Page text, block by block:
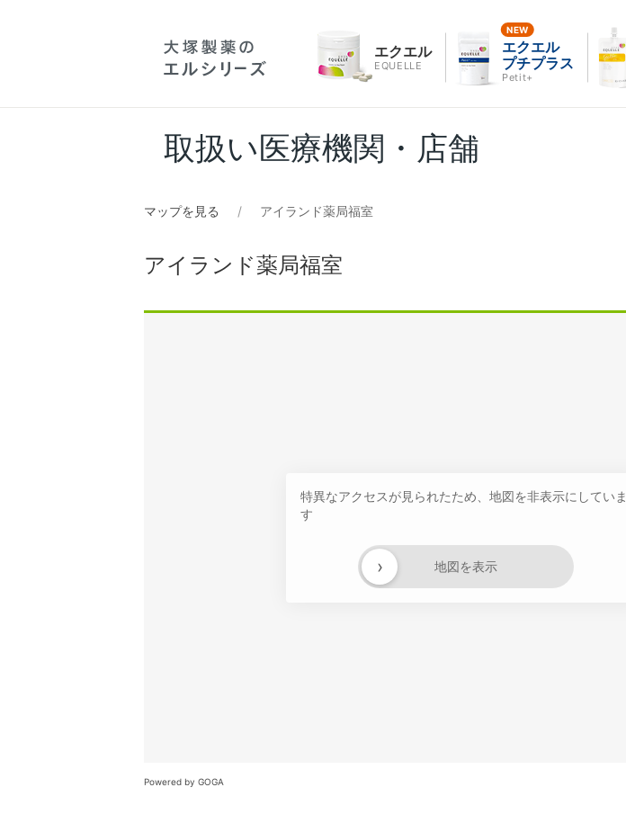
エクエル
EQUELLE
エクエル
プチプラス
Petit+
取扱い医療機関・店舗
マップを見る アイランド薬局福室
アイランド薬局福室
特異なアクセスが見られたため、地図を非表示にしていま
す
地図を表示
›
Powered by GOGA